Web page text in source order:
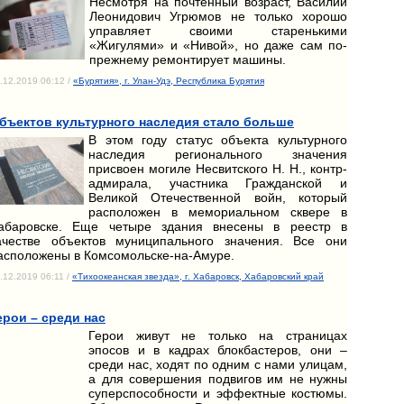
Леонидович Угрюмов не только хорошо
управляет своими старенькими
«Жигулями» и «Нивой», но даже сам по-
прежнему ремонтирует машины.
06:12 / «Бурятия», г. Улан-Удэ, Республика Бурятия
культурного наследия стало больше
В этом году статус объекта культурного
наследия регионального значения
присвоен могиле Несвитского Н. Н., контр-
адмирала, участника Гражданской и
Великой Отечественной войн, который
расположен в мемориальном сквере в
Еще четыре здания внесены в реестр в
объектов муниципального значения. Все они
в Комсомольске-на-Амуре.
06:11 / «Тихоокеанская звезда», г. Хабаровск, Хабаровский край
– среди нас
Герои живут не только на страницах
эпосов и в кадрах блокбастеров, они –
среди нас, ходят по одним с нами улицам,
а для совершения подвигов им не нужны
суперспособности и эффектные костюмы.